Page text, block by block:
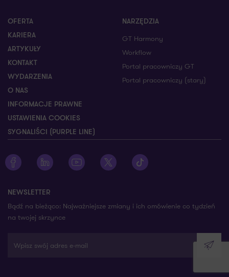
OFERTA
KARIERA
ARTYKUŁY
KONTAKT
WYDARZENIA
O NAS
INFORMACJE PRAWNE
USTAWIENIA COOKIES
SYGNALIŚCI (PURPLE LINE)
NARZĘDZIA
GT Harmony
Workflow
Portal pracowniczy GT
Portal pracowniczy (stary)
Zobacz profil Grant Thornton na Facebooku
Zobacz profil Grant Thornton na LinkedIn
Zobacz profil Grant Thornton na YouTube
Zobacz profil Grant Thornton na X
Zobacz profil Grant
NEWSLETTER
Bądź na bieżąco: Najważniejsze zmiany i ich omówienie co tydzień
na twojej skrzynce
Wyślij